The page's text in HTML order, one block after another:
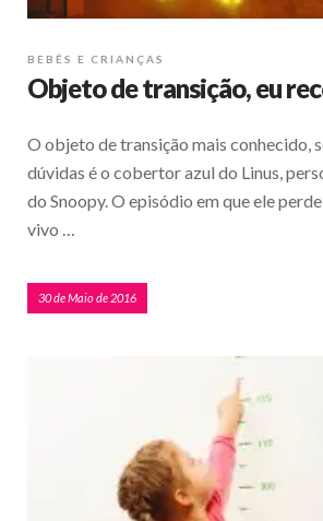
BEBÊS E CRIANÇAS
Objeto de transição, eu
O objeto de transição mais conhecido,
dúvidas é o cobertor azul do Linus,
do Snoopy. O episódio em que ele
vivo …
30 de Maio de 2016